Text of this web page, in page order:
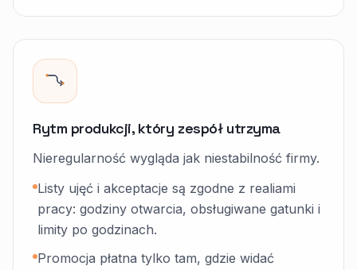
Rytm produkcji, który zespół utrzyma
Nieregularność wygląda jak niestabilność firmy.
Listy ujęć i akceptacje są zgodne z realiami
pracy: godziny otwarcia, obsługiwane gatunki i
limity po godzinach.
Promocja płatna tylko tam, gdzie widać